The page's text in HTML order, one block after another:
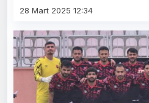
28 Mart 2025 12:34